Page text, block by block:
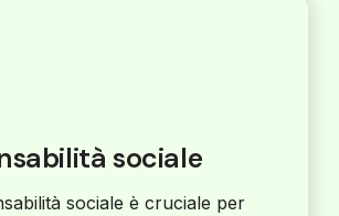
sociale
sociale è cruciale per